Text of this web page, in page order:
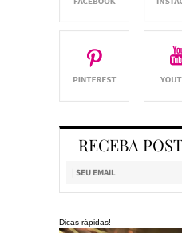
RECEBA
Dicas rápidas!